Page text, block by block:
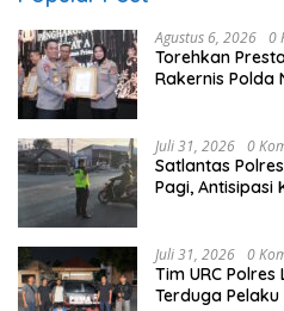
Agustus 6, 2026 0
Torehkan
Rakernis Polda
Juli 31, 2026 0
Satlantas
Pagi, Antisipasi
Juli 31, 2026 0
Tim URC
Terduga